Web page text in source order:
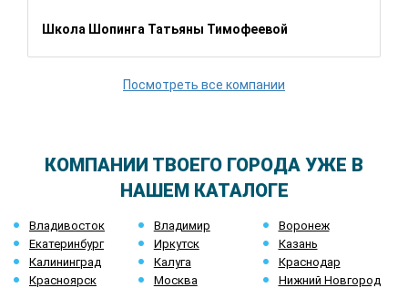
Школа Шопинга Татьяны Тимофеевой
Посмотреть все компании
КОМПАНИИ ТВОЕГО ГОРОДА УЖЕ В
НАШЕМ КАТАЛОГЕ
Владивосток Владимир
Воронеж
Екатеринбург
Иркутск
Казань
Калининград
Калуга
Краснодар
Красноярск
Москва
Нижний Новгород